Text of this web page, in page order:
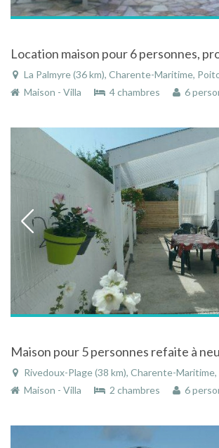
La Palmyre (36 km), Charente-Maritime, Poitou-Charentes,
Maison - Villa
4 chambres 6
Rivedoux-Plage (38 km), Charente-Maritime, Poitou-Charentes,
Maison - Villa
2 chambres 6